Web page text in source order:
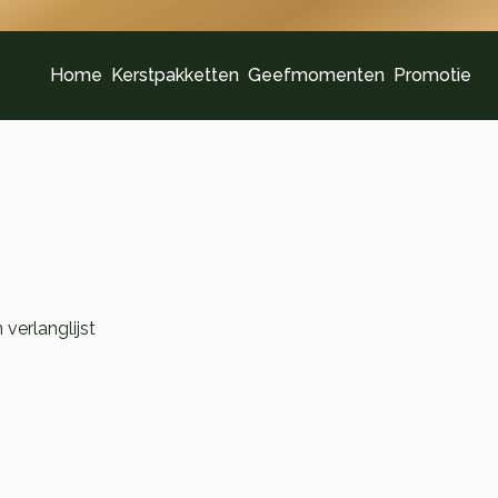
Home Kerstpakketten Geefmomenten Promotie
verlanglijst